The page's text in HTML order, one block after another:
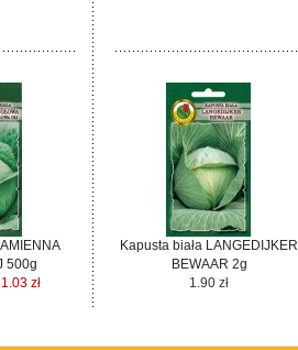
500g
zł
Kapusta biała LANGEDIJKER
BEWAAR 2g
1.90 zł